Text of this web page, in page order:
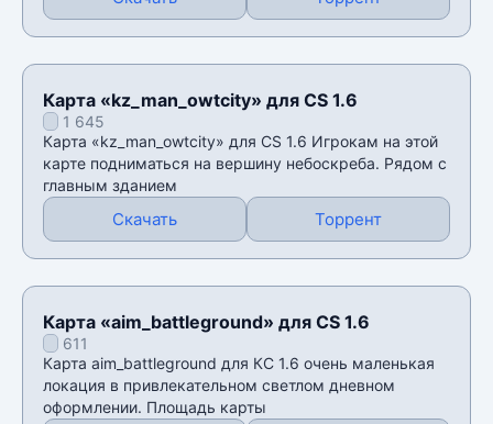
Карта «kz_man_owtcity» для CS 1.6
1 645
Карта «kz_man_owtcity» для CS 1.6 Игрокам на этой
карте подниматься на вершину небоскреба. Рядом с
главным зданием
Скачать Торрент
Карта «aim_battleground» для CS 1.6
611
Карта aim_battleground для КС 1.6 очень маленькая
локация в привлекательном светлом дневном
оформлении. Площадь карты